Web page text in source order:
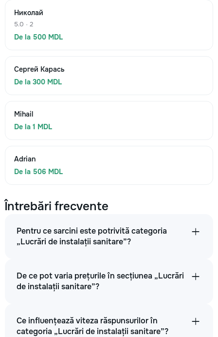
Николай
5.0 · 2
De la 500 MDL
Сергей Карась
De la 300 MDL
Mihail
De la 1 MDL
Adrian
De la 506 MDL
Întrebări frecvente
Pentru ce sarcini este potrivită categoria
„Lucrări de instalații sanitare”?
De ce pot varia prețurile în secțiunea „Lucrări
de instalații sanitare”?
Ce influențează viteza răspunsurilor în
categoria „Lucrări de instalații sanitare”?